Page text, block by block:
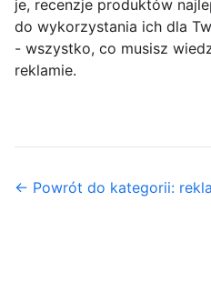
je, recenzje produktów
do wykorzystania ich dla
- wszystko, co musisz
reklamie.
← Powrót do kategorii: